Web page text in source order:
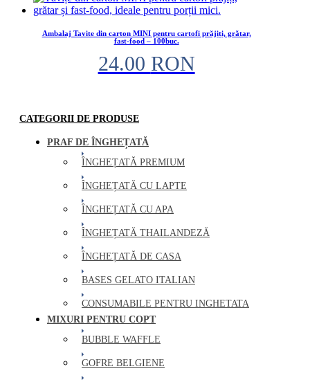
Ambalaj Tavite din carton MINI pentru cartofi prăjiți, grătar,
fast-food – 100buc.
24.00 RON
CATEGORII DE PRODUSE
PRAF DE ÎNGHEȚATĂ
ÎNGHEȚATĂ PREMIUM
ÎNGHEȚATĂ CU LAPTE
ÎNGHEȚATĂ CU APA
ÎNGHEȚATĂ THAILANDEZĂ
ÎNGHEȚATĂ DE CASA
BASES GELATO ITALIAN
CONSUMABILE PENTRU INGHETATA
MIXURI PENTRU COPT
BUBBLE WAFFLE
GOFRE BELGIENE